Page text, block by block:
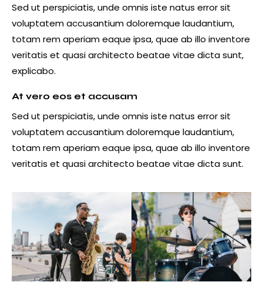
Sed ut perspiciatis, unde omnis iste natus error sit
voluptatem accusantium doloremque laudantium,
totam rem aperiam eaque ipsa, quae ab illo inventore
veritatis et quasi architecto beatae vitae dicta sunt,
explicabo.
At vero eos et accusam
Sed ut perspiciatis, unde omnis iste natus error sit
voluptatem accusantium doloremque laudantium,
totam rem aperiam eaque ipsa, quae ab illo inventore
veritatis et quasi architecto beatae vitae dicta sunt.